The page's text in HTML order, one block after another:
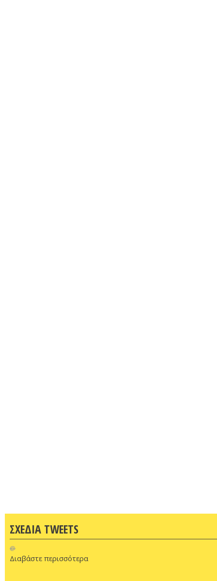
ΣΧΕΔΙΑ TWEETS
@
Διαβάστε περισσότερα